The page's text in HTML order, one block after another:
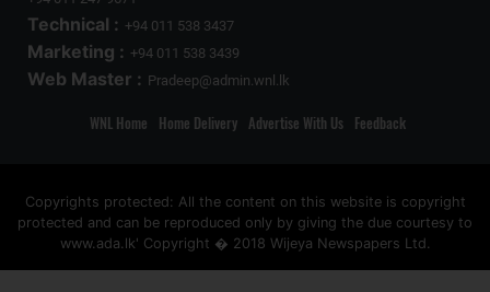
Technical : +94 011 538 3437
Marketing : +94 011 538 3439
Web Master : Pradeep@admin.wnl.lk
WNL Home Home Delivery Advertise With Us Feedback
Copyrights protected: All the content on this website is copyright
protected and can be reproduced only by giving the due courtesy to
www.ada.lk' Copyright � 2018 Wijeya Newspapers Ltd.